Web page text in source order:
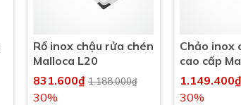
Rổ inox chậu rửa chén
Malloca L20
831.600₫1.188.000₫
30%
Chảo inox
cao cấp
167 sử
các loại bếp
30%